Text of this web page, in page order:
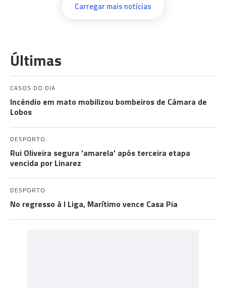
Carregar mais notícias
Últimas
CASOS DO DIA
Incêndio em mato mobilizou bombeiros de Câmara de
Lobos
DESPORTO
Rui Oliveira segura 'amarela' após terceira etapa
vencida por Linarez
DESPORTO
No regresso à I Liga, Marítimo vence Casa Pia